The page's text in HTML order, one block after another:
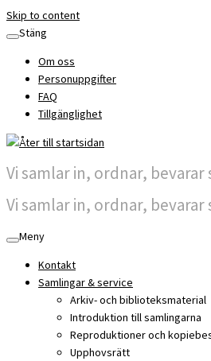
Skip to content
Stäng
Om oss
Personuppgifter
FAQ
Tillgänglighet
Vi samlar in, ordnar,
Vi samlar in, ordnar,
Meny
Kontakt
Samlingar & service
Arkiv- och biblioteksmaterial
Introduktion till samlingarna
Reproduktioner och
Upphovsrätt